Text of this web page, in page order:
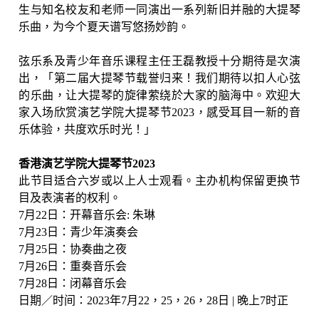
生与知名校友和老师一同演出一系列新旧并融的大提琴
乐曲，为今个夏天谱写悠扬妙韵。
弦乐系及青少年音乐课程主任王磊教授十分期待是次演
出，「第二届大提琴节载誉归来！我们期待以扣人心弦
的乐曲，让大提琴的旋律萦绕於大家的脑海中。欢迎大
家入场欣赏演艺学院大提琴节2023 ，感受耳目一新的音
乐体验，共度欢乐时光！」
香港演艺学院大提琴节2023
此节目适合六岁或以上人士观看。主办机构保留更换节
目及表演者的权利。
7月 22 日：开幕音乐会: 朱琳
7月 23 日：青少年演奏会
7月 25 日：协奏曲之夜
7月 26 日：重奏音乐会
7月 28 日：闭幕音乐会
日期／时间： 2023年7月 22 ， 25 ， 26 ， 28 日 | 晚上7时正